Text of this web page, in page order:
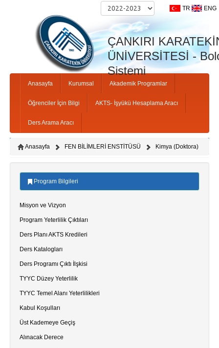
TR ENG
ÇANKIRI
ÜNİVERSİTESİ -
Sistemi
Anasayfa Kurumsal Akademik Programlar
Öğrenciler İçin Bilgi AKTS- İşyükü Hesaplama Aracı
Ders Arama Aracı
Anasayfa FEN BİLİMLERİ ENSTİTÜSÜ Kimya (Doktora)
Program Bilgileri
Misyon ve Vizyon
Program Yeterlilik Çıktıları
Ders Planı AKTS Kredileri
Ders Katalogları
Ders Programı Çıktı İlşkisi
TYYC Düzey Yeterlilik
TYYC Temel Alanı Yeterlilikleri
Kabul Koşulları
Üst Kademeye Geçiş
Alınacak Derece